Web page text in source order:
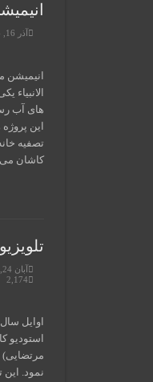
آذر 16, 1395
انیمیشن
های آب
این
تصفیه
کاشان
آبان 24, 1395
2,174
اوایل
استودیو
مرتضایی)
نمود.